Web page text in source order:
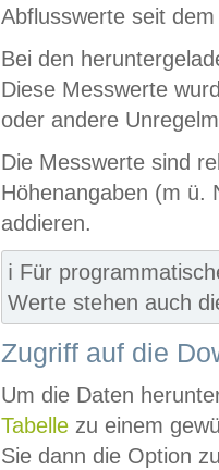
Abflusswerte seit
Bei den
Diese Messwerte
oder andere
Die Messwerte sind
Höhenangaben (m ü.
addieren.
ℹ️ Für
Werte stehen auch
Zugriff auf die
Um die Daten
Tabelle zu einem
Sie dann die Option